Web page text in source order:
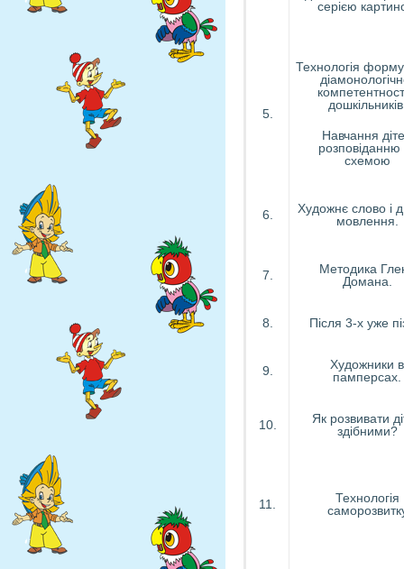
серією
5.
Технологія
Навчання
розповіданню
схемою
6.
Художнє слово і
мовлення.
7.
Методика
Домана.
8. Після 3-х уже
9.
Художники в
памперсах.
10.
Як розвивати
здібними?
11.
Технологія